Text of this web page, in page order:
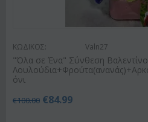
ΚΩΔΙΚΟΣ: Valn27
"Όλα σε Ένα" Σύνθεση
όνι
€100.00 €84.99